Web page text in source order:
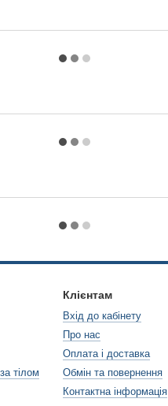
тілом
Клієнтам
Вхід до кабінету
Про нас
Оплата і доставка
Обмін та повернення
Контактна інформація